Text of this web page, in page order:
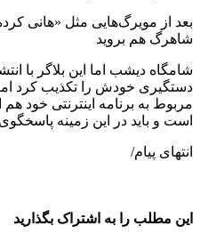
بعد از مویرگ‌هایی مثل «هانی
شاهرگ هم بروید
شامگاه دیشب اما این بلاگر با
دستگیری خودش را تکذیب کرد
مربوط به برنامه اینترنتی خود
است و باید در این زمینه
انتهای پیام/
این مطلب را به اشتراک بگذارید